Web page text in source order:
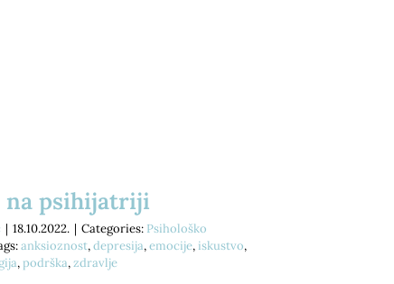
na psihijatriji
| 18.10.2022. | Categories: Psihološko
anksioznost,depresija,emocije, iskustvo,
, podrška,zdravlje